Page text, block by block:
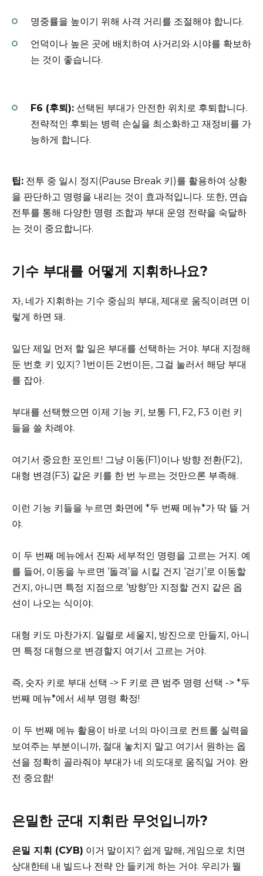
명중률을 높이기 위해 사격 거리를 조절해야 합니다.
언덕이나 높은 곳에 배치하여 사거리와 시야를 확보하
는 것이 좋습니다.
F6 (후퇴): 선택된 부대가 안전한 위치로 후퇴합니다.
전략적인 후퇴는 병력 손실을 최소화하고 재정비를 가
능하게 합니다.
팁: 전투 중 일시 정지(Pause Break 키)를 활용하여 상황
을 판단하고 명령을 내리는 것이 효과적입니다. 또한, 연습
전투를 통해 다양한 명령 조합과 부대 운영 전략을 숙달하
는 것이 중요합니다.
기수 부대를 어떻게 지휘하나요?
자, 네가 지휘하는 기수 중심의 부대, 제대로 움직이려면 이
렇게 하면 돼.
일단 제일 먼저 할 일은 부대를 선택하는 거야. 부대 지정해
둔 번호 키 있지? 1번이든 2번이든, 그걸 눌러서 해당 부대
를 잡아.
부대를 선택했으면 이제 기능 키, 보통 F1, F2, F3 이런 키
들을 쓸 차례야.
여기서 중요한 포인트! 그냥 이동(F1)이나 방향 전환(F2),
대형 변경(F3) 같은 키를 한 번 누르는 것만으론 부족해.
이런 기능 키들을 누르면 화면에 *두 번째 메뉴*가 딱 뜰 거
야.
이 두 번째 메뉴에서 진짜 세부적인 명령을 고르는 거지. 예
를 들어, 이동을 누르면 ‘돌격’을 시킬 건지 ‘걷기’로 이동할
건지, 아니면 특정 지점으로 ‘방향’만 지정할 건지 같은 옵
션이 나오는 식이야.
대형 키도 마찬가지. 일렬로 세울지, 방진으로 만들지, 아니
면 특정 대형으로 변경할지 여기서 고르는 거야.
즉, 숫자 키로 부대 선택 -> F 키로 큰 범주 명령 선택 -> *두
번째 메뉴*에서 세부 명령 확정!
이 두 번째 메뉴 활용이 바로 너의 마이크로 컨트롤 실력을
보여주는 부분이니까, 절대 놓치지 말고 여기서 원하는 옵
션을 정확히 골라줘야 부대가 네 의도대로 움직일 거야. 완
전 중요함!
은밀한 군대 지휘란 무엇입니까?
은밀 지휘 (СУВ) 이거 말이지? 쉽게 말해, 게임으로 치면
상대한테 내 빌드나 전략 안 들키게 하는 거야. 우리가 뭘